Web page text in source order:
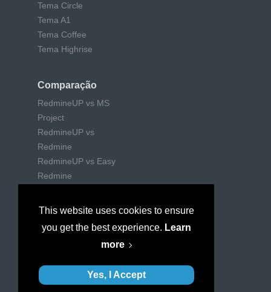
This website uses cookies to ensure
you get the best experience. Learn
more
Yes, I Accept
Tema Circle
Tema A1
Tema Coffee
Tema Highrise
Comparação
RedmineUP vs MS
Project
RedmineUP vs
Redmine
RedmineUP vs Easy
Redmine
RedmineUP vs Jira
RedmineUP vs